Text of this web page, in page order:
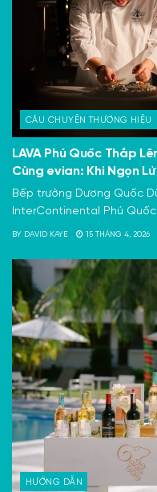
CÂU CHUYỆN THƯƠNG HIỆU
LAVA Phú Quốc Thắp
Cùng evian: Khi Ngọn
Bếp trưởng Dương Quốc
InterContinental Phú
BY DAVID KAYE 15 THÁNG 4, 2026
HƯỚNG DẪN